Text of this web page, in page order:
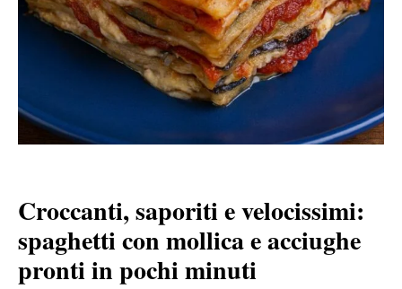
Croccanti, saporiti e velocissimi:
spaghetti con mollica e acciughe
pronti in pochi minuti